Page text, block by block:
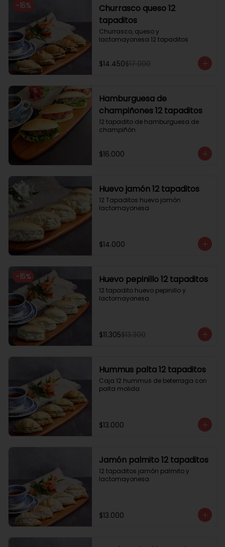
-15%
Churrasco queso 12
tapaditos
Churrasco, queso y
lactomayonesa 12 tapaditos
$14.450$17.000
Hamburguesa de
champiñones 12 tapaditos
12 tapadito de hamburguesa de
champiñón
$16.000
Huevo jamón 12 tapaditos
12 Tapaditos huevo jamón
lactomayonesa
$14.000
-15% Huevo pepinillo 12 tapaditos
12 tapadito huevo pepinillo y
lactomayonesa
$11.305$13.300
Hummus palta 12 tapaditos
Caja 12 hummus de beterraga con
palta molida
$13.000
Jamón palmito 12 tapaditos
12 tapaditos jamón palmito y
lactomayonesa
$13.000